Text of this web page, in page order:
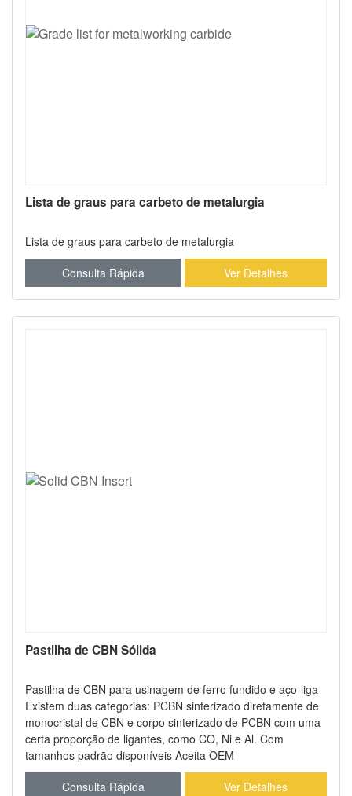
Lista de graus para carbeto de metalurgia
Lista de graus para carbeto de metalurgia
Consulta Rápida Ver Detalhes
Pastilha de CBN Sólida
Pastilha de CBN para usinagem de ferro fundido e aço-liga
Existem duas categorias: PCBN sinterizado diretamente de
monocristal de CBN e corpo sinterizado de PCBN com uma
certa proporção de ligantes, como CO, Ni e Al. Com
tamanhos padrão disponíveis Aceita OEM
Consulta Rápida Ver Detalhes